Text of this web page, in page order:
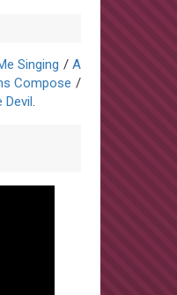
Singing /A
Compose /
Devil.